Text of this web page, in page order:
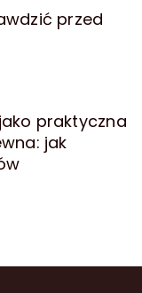
przed
praktyczna
jak